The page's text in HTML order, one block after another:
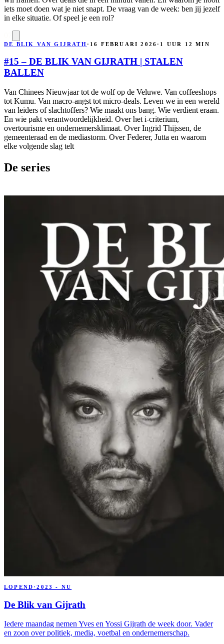
iets moet doen wat je niet snapt. De vraag van de week: ben jij jezelf
in elke situatie. Of speel je een rol?
DE BLIK VAN GIJRATH · 16 FEBRUARI 2026 · 1 UUR 12 MIN
#15 – DE BLIK VAN GIJRATH | STALEN
BALLEN
Van Chinees Nieuwjaar tot de wolf op de Veluwe. Van coffeeshops
tot Kumu. Van macro-angst tot micro-deals. Leven we in een wereld
van leiders of slachtoffers? Wie maakt ons bang. Wie verdient eraan.
En wie pakt verantwoordelijkheid. Over het i-criterium,
overtourisme en ondernemersklimaat. Over Ingrid Thijssen, de
gemeenteraad en de mediastorm. Over Federer, Jutta en waarom
elke volgende slag telt
De series
LOPEND ·2023 - NU
De Blik van Gijrath
Iedere maandag nemen Yves en Yossi Gijrath de week door. Vader
en zoon over politiek, media, voetbal en ondernemerschap.